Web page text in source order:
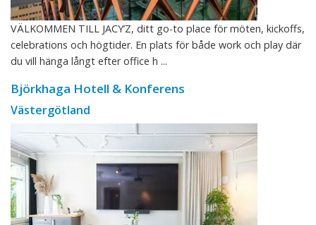
VÄLKOMMEN TILL JACY’Z, ditt go-to place för möten, kickoffs,
celebrations och högtider. En plats för både work och play där
du vill hänga långt efter office h ...
Björkhaga Hotell & Konferens
Västergötland